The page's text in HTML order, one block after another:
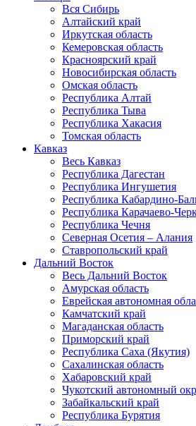
Вся Сибирь
Алтайский край
Иркутская область
Кемеровская область
Красноярский край
Новосибирская область
Омская область
Республика Алтай
Республика Тыва
Республика Хакасия
Томская область
Кавказ
Весь Кавказ
Республика Дагестан
Республика Ингушетия
Республика Кабардино-
Республика Карачаево-
Республика Чечня
Северная Осетия – Алания
Ставропольский край
Дальний Восток
Весь Дальний Восток
Амурская область
Еврейская автономная
Камчатский край
Магаданская область
Приморский край
Республика Саха (Якутия)
Сахалинская область
Хабаровский край
Чукотский автономный
Забайкальский край
Республика Бурятия